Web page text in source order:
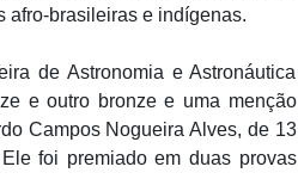
afro-brasileiras e indígenas.
de Astronomia e Astronáutica
e outro bronze e uma menção
Campos Nogueira Alves, de 13
foi premiado em duas provas